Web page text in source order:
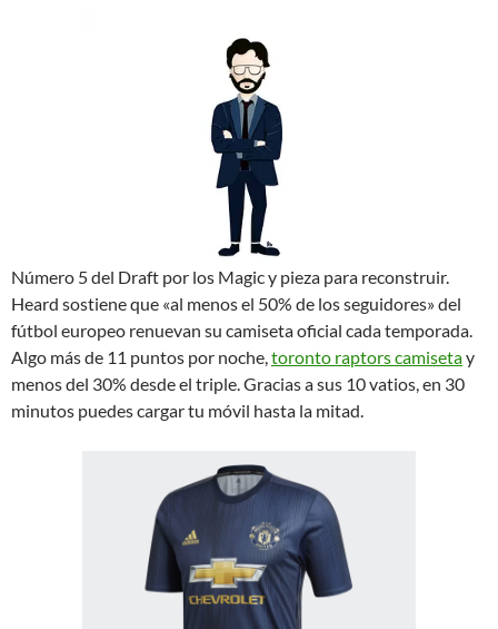
Número 5 del Draft por los Magic y pieza para reconstruir.
Heard sostiene que «al menos el 50% de los seguidores» del
fútbol europeo renuevan su camiseta oficial cada temporada.
Algo más de 11 puntos por noche,toronto raptors camisetay
menos del 30% desde el triple. Gracias a sus 10 vatios, en 30
minutos puedes cargar tu móvil hasta la mitad.